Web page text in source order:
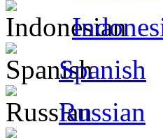
Spanish
Russian